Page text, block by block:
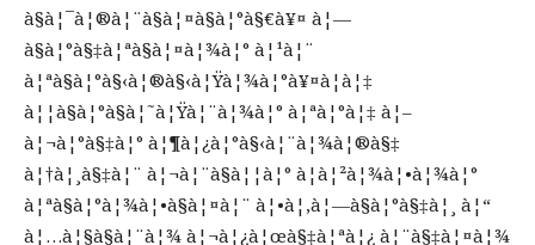
à§à¦¯à¦®à¦¨à§à¦¤à§à¦°à§€à¥¤ à¦—
à§à¦°à§‡à¦ªà§à¦¤à¦¾à¦° à¦¹à¦¨
à¦ªà§à¦°à§‹à¦®à§‹à¦Ÿà¦¾à¦°à¥¤à¦à¦‡
à¦¦à§à¦°à§à¦˜à¦Ÿà¦¨à¦¾à¦° à¦ªà¦°à¦‡ à¦–
à¦¬à¦°à§‡à¦° à¦¶à¦¿à¦°à§‹à¦¨à¦¾à¦®à§‡
à¦†à¦¸à§‡à¦¨ à¦¬à¦¨à§à¦¦à¦° à¦à¦²à¦¾à¦•à¦¾à¦°
à¦ªà§à¦°à¦¾à¦•à§à¦¤à¦¨ à¦•à¦‚à¦—à§à¦°à§‡à¦¸ à¦“
à¦…à¦§à§à¦¨à¦¾ à¦¬à¦¿à¦œà§‡à¦ªà¦¿ à¦¨à§‡à¦¤à¦¾